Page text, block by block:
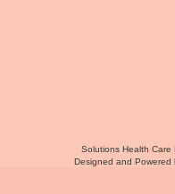
Solutions Health Care
Designed and